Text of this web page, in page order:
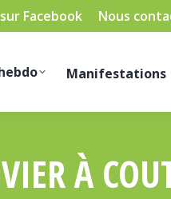
Facebook Nous
Manifestations
À